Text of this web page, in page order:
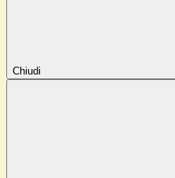
Chiudi